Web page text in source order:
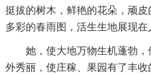
挺拔的树木，鲜艳的花朵，顽
多彩的春雨图，活生生地展现在
她，使大地万物生机蓬勃
外秀丽，使庄稼、果园有了丰